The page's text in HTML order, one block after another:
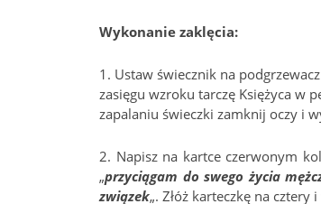
Wykonanie zaklęcia:
1. Ustaw świecznik na
zasięgu wzroku tarczę Księżyca w
zapalaniu świeczki zamknij oczy i
2. Napisz na kartce czerwonym
„przyciągam do swego życia
związek„. Złóż karteczkę na cztery